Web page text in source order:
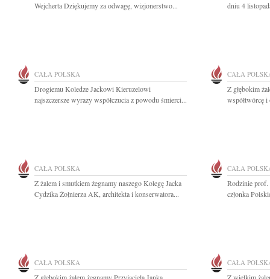
Wejcherta Dziękujemy za odwagę, wizjonerstwo...
dniu 4
CAŁA POLSKA
Drogiemu Koledze Jackowi Kieruzelowi
najszczersze wyrazy współczucia z powodu śmierci...
CAŁA
Z głębokim
współtwórcę
CAŁA POLSKA
Z żalem i smutkiem żegnamy naszego Kolegę Jacka
Cydzika Żołnierza AK, architekta i konserwatora...
CAŁA
Rodzinie prof.
członka
CAŁA POLSKA CAŁA